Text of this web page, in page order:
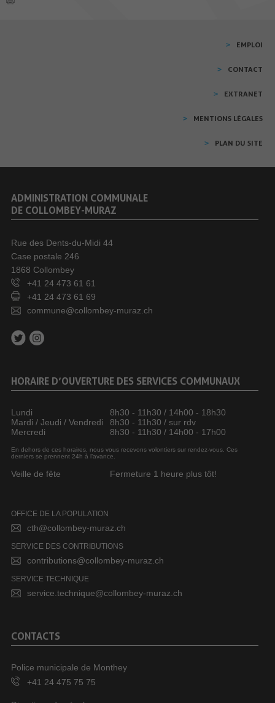
EMPLOI
CONTACT
EXTRANET
MENTIONS LÉGALES
PLAN DU SITE
ADMINISTRATION COMMUNALE
DE COLLOMBEY-MURAZ
Rue des Dents-du-Midi 44
Case postale 246
1868 Collombey
+41 24 473 61 61
+41 24 473 61 69
commune@collombey-muraz.ch
HORAIRE D’OUVERTURE DES SERVICES COMMUNAUX
Lundi
8h30 - 11h30 / 14h00 - 18h30
Mardi / Jeudi / Vendredi
8h30 - 11h30 / sur rdv
Mercredi
8h30 - 11h30 / 14h00 - 17h00
En dehors de ces horaires, nous vous recevons volontiers sur rendez-vous. Ces
derniers se prennent 24h à l’avance.
Veille de fête Fermeture 1 heure plus tôt!
OFFICE DE LA POPULATION
cth@collombey-muraz.ch
SERVICE DES CONTRIBUTIONS
contributions@collombey-muraz.ch
SERVICE TECHNIQUE
service.technique@collombey-muraz.ch
CONTACTS
Police municipale de Monthey
+41 24 475 75 75